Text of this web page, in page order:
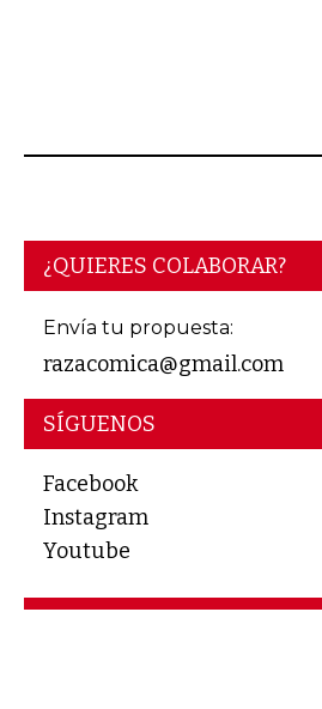
¿QUIERES COLABORAR?
Envía tu propuesta:
razacomica@gmail.com
SÍGUENOS
Facebook
Instagram
Youtube